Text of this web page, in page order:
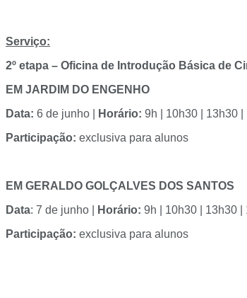
Serviço:
2º etapa – Oficina de Introdução Básica de
EM JARDIM DO ENGENHO
Data: 6 de junho | Horário: 9h | 10h30 | 13h30 |
Participação: exclusiva para alunos
EM GERALDO GOLÇALVES DOS SANTOS
Data: 7 de junho | Horário: 9h | 10h30 | 13h30 |
Participação: exclusiva para alunos